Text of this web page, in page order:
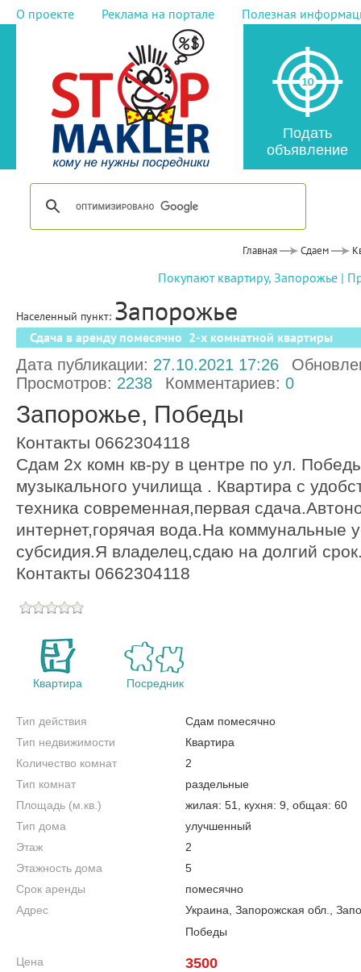
О проекте Реклама на портале Полезная
Подать
объявление
Главная Сдаем
Покупают квартиру, Запорожье|
Населенный пункт: Запорожье
Сдача в аренду помесячно 2-х комнатной квартиры
Дата публикации: 27.10.2021 17:26
Просмотров: 2238 Комментариев: 0
Запорожье, Победы
Контакты 0662304118
Сдам 2х комн кв-ру в центре по ул.
музыкального училища . Квартира с
техника современная,первая
интернет,горячая вода.На коммунальные
субсидия.Я владелец,сдаю на долгий
Контакты 0662304118
Квартира Посредник
Тип действия
Сдам помесячно
Тип недвижимости
Квартира
Количество комнат
2
Тип комнат
раздельные
Площадь (м.кв.)
жилая: 51, кухня: 9, общая: 60
Тип дома
улучшенный
Этаж
2
Этажность дома
5
Срок аренды
помесячно
Адрес
Украина, Запорожская обл.,
Победы
Цена 3500